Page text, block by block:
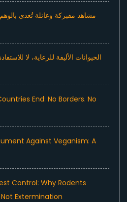
مشاهد مفبركة وعائلة تُغذى
الحيوانات الأليفة للرعاية، لا
End: No Borders. No
Against Veganism: A
Control: Why Rodents
Extermination